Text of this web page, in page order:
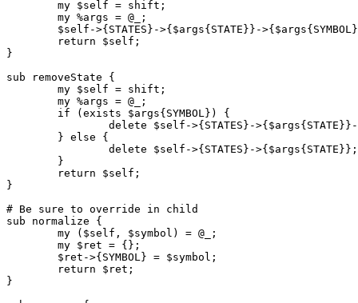
}
sub removeState {
}
# Be sure to override in child
sub normalize {
}